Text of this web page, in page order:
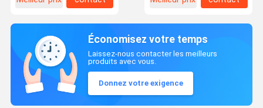
Économisez votre temps
Laissez-nous contacter les meilleurs
produits avec vous.
Donnez votre exigence